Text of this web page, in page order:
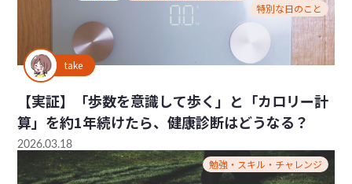
特別な日のこと
take
【実証】「歩数を意識して歩く」と「カロリー計
算」を約1年続けたら、健康診断はどうなる？
2026.03.18
勉強・スキル・チャレンジ